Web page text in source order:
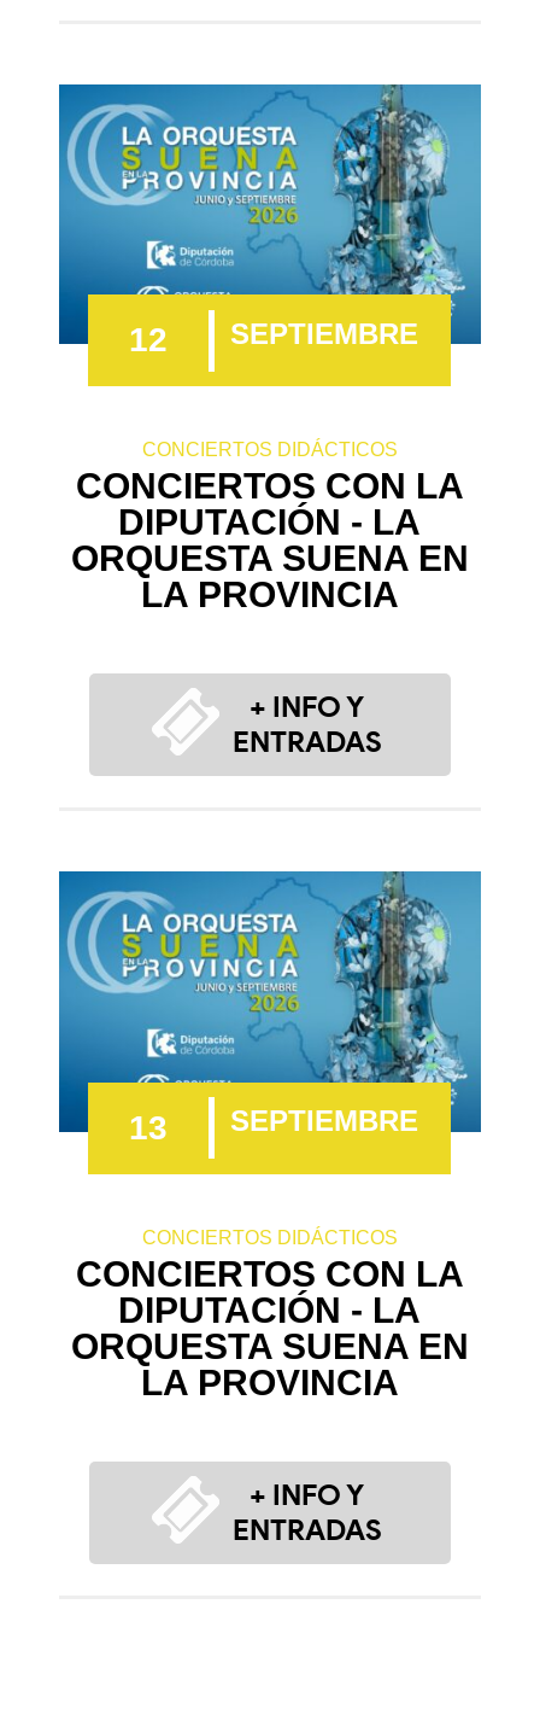
12 SEPTIEMBRE
CONCIERTOS DIDÁCTICOS
CONCIERTOS CON LA
DIPUTACIÓN - LA
ORQUESTA SUENA EN
LA PROVINCIA
+ INFO Y
ENTRADAS
13 SEPTIEMBRE
CONCIERTOS DIDÁCTICOS
CONCIERTOS CON LA
DIPUTACIÓN - LA
ORQUESTA SUENA EN
LA PROVINCIA
+ INFO Y
ENTRADAS